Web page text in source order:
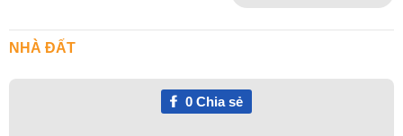
NHÀ ĐẤT
0Chia sẻ